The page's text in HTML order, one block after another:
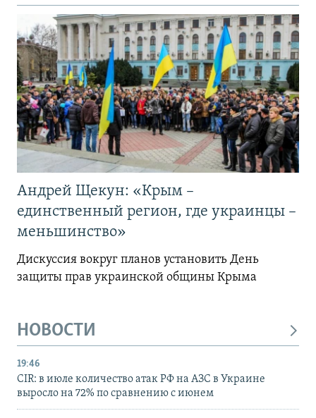
Андрей Щекун: «Крым –
единственный регион, где украинцы –
меньшинство»
Дискуссия вокруг планов установить День
защиты прав украинской общины Крыма
НОВОСТИ
19:46
CIR: в июле количество атак РФ на АЗС в Украине
выросло на 72% по сравнению с июнем